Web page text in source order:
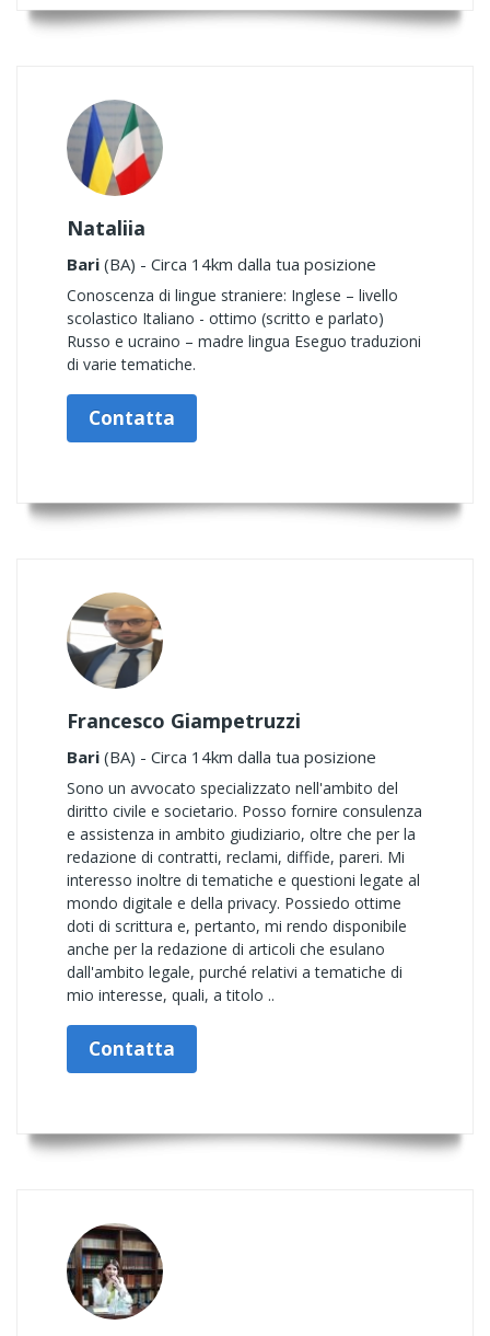
Nataliia
Bari (BA) - Circa 14km dalla tua posizione
Conoscenza di lingue straniere: Inglese – livello
scolastico Italiano - ottimo (scritto e parlato)
Russo e ucraino – madre lingua Eseguo traduzioni
di varie tematiche.
Contatta
Francesco Giampetruzzi
Bari (BA) - Circa 14km dalla tua posizione
Sono un avvocato specializzato nell'ambito del
diritto civile e societario. Posso fornire consulenza
e assistenza in ambito giudiziario, oltre che per la
redazione di contratti, reclami, diffide, pareri. Mi
interesso inoltre di tematiche e questioni legate al
mondo digitale e della privacy. Possiedo ottime
doti di scrittura e, pertanto, mi rendo disponibile
anche per la redazione di articoli che esulano
dall'ambito legale, purché relativi a tematiche di
mio interesse, quali, a titolo ..
Contatta